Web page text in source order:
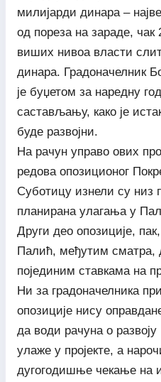
милијарди динара –
од пореза на зараде, чак
виших нивоа власти
динара. Градоначелник
је буџетом за наредну
састављању, како је
буде развојни.
На рачун управо ових
редова опозиционог
Суботицу изнели су низ
планирана улагања у
Други део опозиције,
Палић, међутим сматра,
појединим ставкама на
Ни за градоначелника
опозиције нису
да води рачуна о
улаже у пројекте, а
дугогодишње чекање на